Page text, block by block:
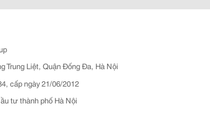
Trung Liệt, Quận Đống Đa, Hà Nội
cấp ngày 21/06/2012
tư thành phố Hà Nội